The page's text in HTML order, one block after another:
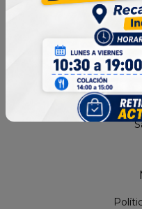
realmente funcionen,
recabarren